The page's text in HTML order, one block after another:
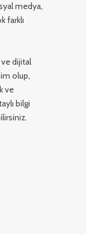
medya,
farklı
ve dijital
olup,
ve
bilgi